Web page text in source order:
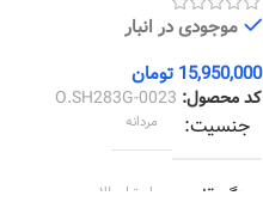
موجودی در انبار
15,950,000 تومان
کد محصول: O.SH283G-0023
جنسیت مردانه
رنگ قاب استیل طلایی